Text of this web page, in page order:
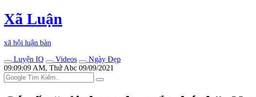
Xã Luận
xã hội luận bàn
Luyện IQ
Videos
Ngày Đẹp
09:09:09 AM, Thứ Abc 09/09/2021